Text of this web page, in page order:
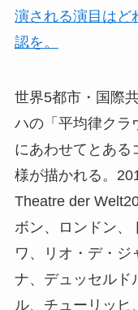
演される演目はど
認を。
世界5都市・国際
ハの「平均律クラ
にあわせてとある
様が描かれる。
Theatre der
ボン、ロンドン、
ワ、リオ・デ・ジ
ナ、デュッセルド
ル、チューリッヒ